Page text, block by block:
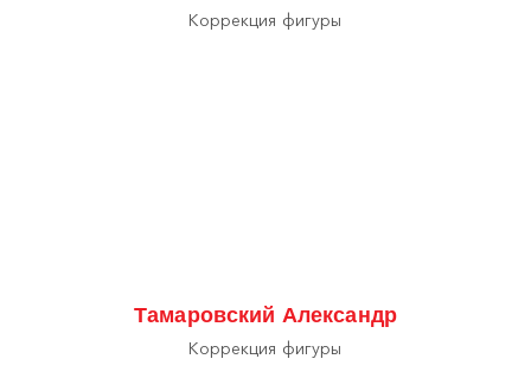
Коррекция фигуры
Тамаровский Александр
Коррекция фигуры